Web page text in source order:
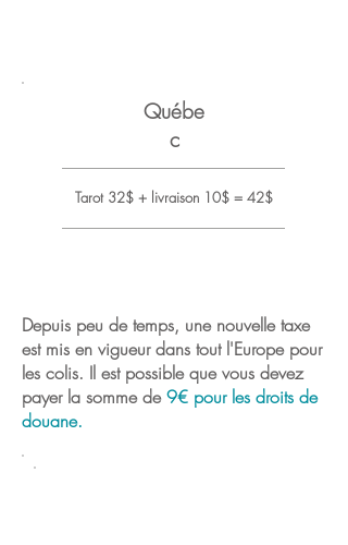
Québe
c
Tarot 32$ + livraison 10$ = 42$
Depuis peu de temps, une nouvelle taxe
est mis en vigueur dans tout l'Europe pour
les colis. Il est possible que vous devez
payer la somme de9€ pour les droits de
douane.